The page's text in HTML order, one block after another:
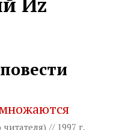
// 1997 г.